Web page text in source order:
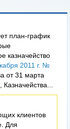
план-график
казначейство
2011 г. №
от 31 марта
клиентов
Для